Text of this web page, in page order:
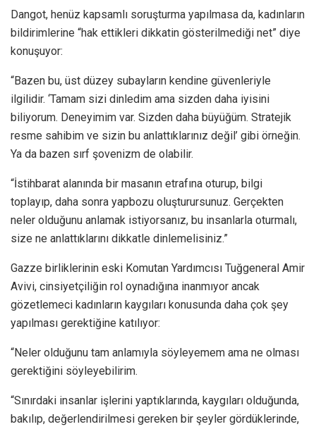
Dangot, henüz kapsamlı soruşturma yapılmasa da, kadınların
bildirimlerine “hak ettikleri dikkatin gösterilmediği net” diye
konuşuyor:
“Bazen bu, üst düzey subayların kendine güvenleriyle
ilgilidir. ‘Tamam sizi dinledim ama sizden daha iyisini
biliyorum. Deneyimim var. Sizden daha büyüğüm. Stratejik
resme sahibim ve sizin bu anlattıklarınız değil’ gibi örneğin.
Ya da bazen sırf şovenizm de olabilir.
“İstihbarat alanında bir masanın etrafına oturup, bilgi
toplayıp, daha sonra yapbozu oluşturursunuz. Gerçekten
neler olduğunu anlamak istiyorsanız, bu insanlarla oturmalı,
size ne anlattıklarını dikkatle dinlemelisiniz.”
Gazze birliklerinin eski Komutan Yardımcısı Tuğgeneral Amir
Avivi, cinsiyetçiliğin rol oynadığına inanmıyor ancak
gözetlemeci kadınların kaygıları konusunda daha çok şey
yapılması gerektiğine katılıyor:
“Neler olduğunu tam anlamıyla söyleyemem ama ne olması
gerektiğini söyleyebilirim.
“Sınırdaki insanlar işlerini yaptıklarında, kaygıları olduğunda,
bakılıp, değerlendirilmesi gereken bir şeyler gördüklerinde,